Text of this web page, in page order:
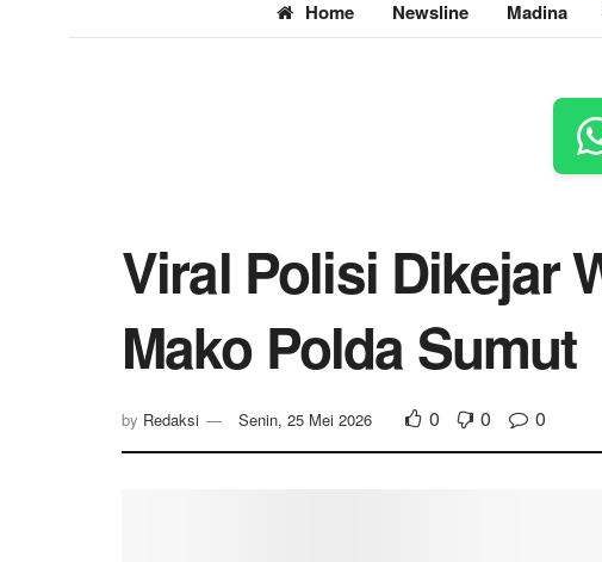
Home Newsline Madina
Viral Polisi Dikejar
Mako Polda Sumut
by Redaksi Senin, 25 Mei 2026 0 0 0